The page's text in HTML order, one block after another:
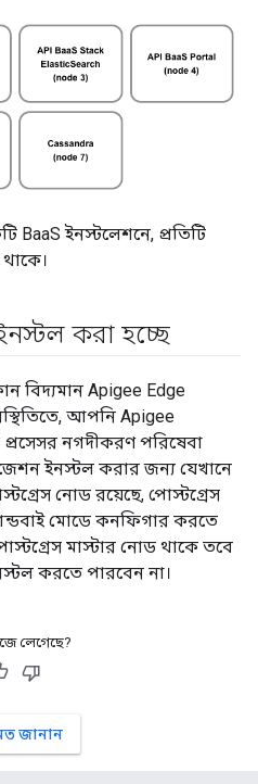
BaaS ইনস্টলেশনে, প্রতিটি
করা হচ্ছে
বিদ্যমান Apigee Edge
আপনি Apigee
প্রসেসর নগদীকরণ পরিষেবা
ইনস্টল করার জন্য যেখানে
নোড রয়েছে, পোস্টগ্রেস
মোডে কনফিগার করতে
মাস্টার নোড থাকে তবে
করতে পারবেন না।
লেগেছে?
জানান